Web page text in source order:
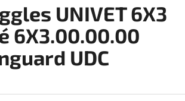
UNIVET 6X3
6X3.00.00.00
UDC